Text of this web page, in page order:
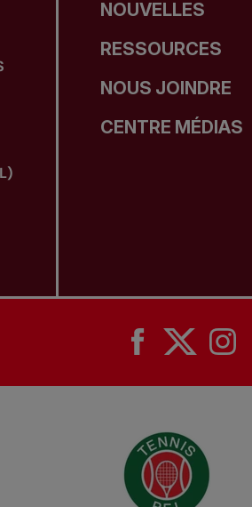
NOUVELLES
RESSOURCES
NOUS JOINDRE
CENTRE MÉDIAS